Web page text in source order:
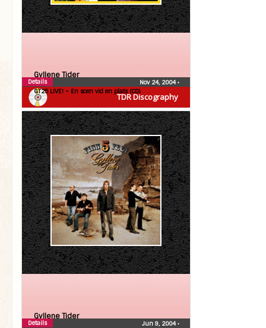
TDR Discography
Gyllene Tider
GT25 LIVE! – En scen vid en plats (CD)
Nov 24, 2004•
Details
Gyllene Tider
Jun 9, 2004•
Details